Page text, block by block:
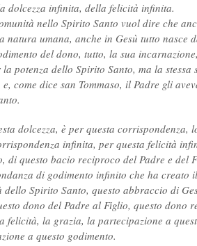
dolcezza infinita, della felicità infinita.
nello Spirito Santo vuol dire che
natura umana, anche in Gesù tutto nasce
del dono, tutto, la sua
potenza dello Spirito Santo, ma la
e, come dice san Tommaso, il Padre gli
dolcezza, è per questa
infinita, per questa felicità
di questo bacio reciproco del Padre e del
di godimento infinito che ha creato
dello Spirito Santo, questo abbraccio di
dono del Padre al Figlio, questo dono
felicità, la grazia, la partecipazione a
a questo godimento.